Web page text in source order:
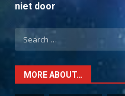
niet door
Search
for:
MORE ABOUT…